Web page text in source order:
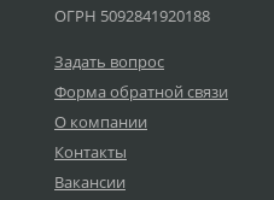
ОГРН 5092841920188
Задать вопрос
Форма обратной связи
О компании
Контакты
Вакансии